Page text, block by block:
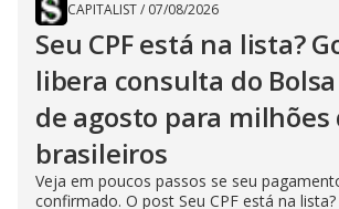
CAPITALIST/ 07/08/2026
Seu CPF está na lista?
libera consulta do
de agosto para milhões
brasileiros
Veja em poucos passos se seu
confirmado. O post Seu CPF está na